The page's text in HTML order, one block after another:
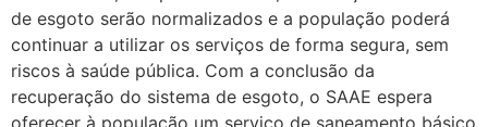
de esgoto serão normalizados e a população poderá
continuar a utilizar os serviços de forma segura, sem
riscos à saúde pública. Com a conclusão da
recuperação do sistema de esgoto, o SAAE espera